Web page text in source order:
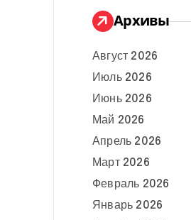
Архивы
Август 2026
Июль 2026
Июнь 2026
Май 2026
Апрель 2026
Март 2026
Февраль 2026
Январь 2026